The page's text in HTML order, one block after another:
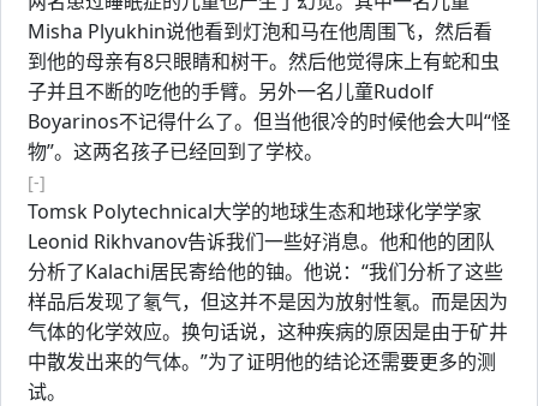
Misha Plyukhin说他看到灯泡和马在他周围飞，然后看
到他的母亲有8只眼睛和树干。然后他觉得床上有蛇和虫
子并且不断的吃他的手臂。另外一名儿童Rudolf
Boyarinos不记得什么了。但当他很冷的时候他会大叫“怪
物”。这两名孩子已经回到了学校。
[-]
Tomsk Polytechnical大学的地球生态和地球化学学家
Leonid Rikhvanov告诉我们一些好消息。他和他的团队
分析了Kalachi居民寄给他的铀。他说：“我们分析了这些
样品后发现了氡气，但这并不是因为放射性氡。而是因为
气体的化学效应。换句话说，这种疾病的原因是由于矿井
中散发出来的气体。”为了证明他的结论还需要更多的测
试。